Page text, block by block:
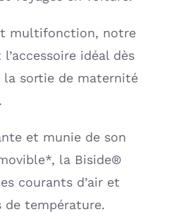
multifonction, notre
idéal dès
la sortie de maternité
et munie de son
la Biside®
courants d’air et
de température.